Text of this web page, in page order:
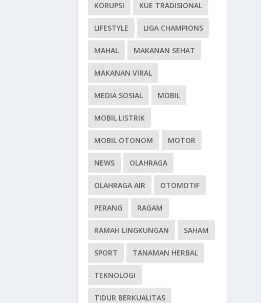
KORUPSI KUE TRADISIONAL
LIFESTYLE LIGA CHAMPIONS
MAHAL MAKANAN SEHAT
MAKANAN VIRAL
MEDIA SOSIAL MOBIL
MOBIL LISTRIK
MOBIL OTONOM MOTOR
NEWS OLAHRAGA
OLAHRAGA AIR OTOMOTIF
PERANG RAGAM
RAMAH LINGKUNGAN SAHAM
SPORT TANAMAN HERBAL
TEKNOLOGI
TIDUR BERKUALITAS